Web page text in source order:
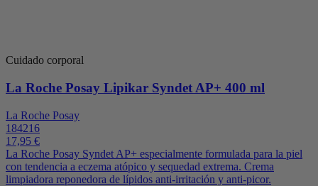
Cuidado corporal
La Roche Posay Lipikar Syndet AP+ 400 ml
La Roche Posay
184216
17,95 €
La Roche Posay Syndet AP+ especialmente formulada para la piel
con tendencia a eczema atópico y sequedad extrema. Crema
limpiadora reponedora de lípidos anti-irritación y anti-picor.